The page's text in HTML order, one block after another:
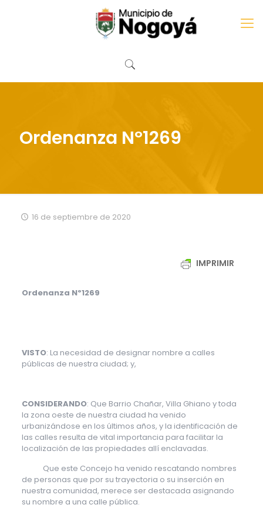
Ordenanza Nº1269
16 de septiembre de 2020
IMPRIMIR
Ordenanza Nº1269
VISTO: La necesidad de designar nombre a calles
públicas de nuestra ciudad; y,
CONSIDERANDO: Que Barrio Chañar, Villa Ghiano y toda
la zona oeste de nuestra ciudad ha venido
urbanizándose en los últimos años, y la identificación de
las calles resulta de vital importancia para facilitar la
localización de las propiedades allí enclavadas.
Que este Concejo ha venido rescatando nombres
de personas que por su trayectoria o su inserción en
nuestra comunidad, merece ser destacada asignando
su nombre a una calle pública.